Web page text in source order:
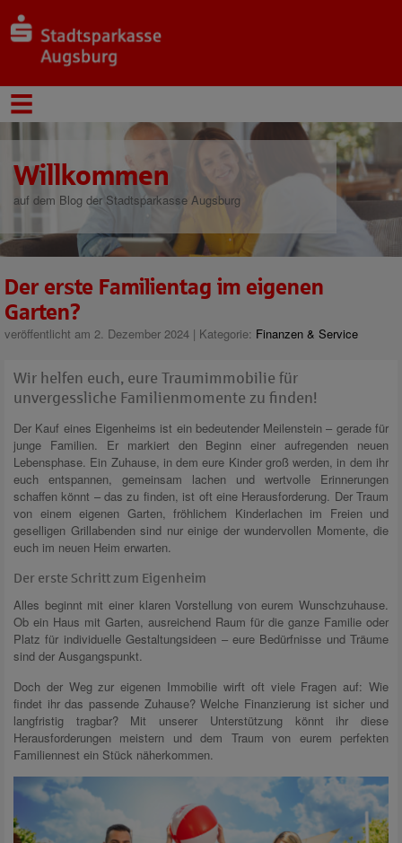
Willkommen
auf dem Blog der Stadtsparkasse Augsburg
Der erste Familientag im eigenen
Garten?
veröffentlicht am 2. Dezember 2024 | Kategorie: Finanzen & Service
Wir helfen euch, eure Traumimmobilie für
unvergessliche Familienmomente zu finden!
Der Kauf eines Eigenheims ist ein bedeutender Meilenstein – gerade für
junge Familien. Er markiert den Beginn einer aufregenden neuen
Lebensphase. Ein Zuhause, in dem eure Kinder groß werden, in dem ihr
euch entspannen, gemeinsam lachen und wertvolle Erinnerungen
schaffen könnt – das zu finden, ist oft eine Herausforderung. Der Traum
von einem eigenen Garten, fröhlichem Kinderlachen im Freien und
geselligen Grillabenden sind nur einige der wundervollen Momente, die
euch im neuen Heim erwarten.
Der erste Schritt zum Eigenheim
Alles beginnt mit einer klaren Vorstellung von eurem Wunschzuhause.
Ob ein Haus mit Garten, ausreichend Raum für die ganze Familie oder
Platz für individuelle Gestaltungsideen – eure Bedürfnisse und Träume
sind der Ausgangspunkt.
Doch der Weg zur eigenen Immobilie wirft oft viele Fragen auf: Wie
findet ihr das passende Zuhause? Welche Finanzierung ist sicher und
langfristig tragbar? Mit unserer Unterstützung könnt ihr diese
Herausforderungen meistern und dem Traum von eurem perfekten
Familiennest ein Stück näherkommen.